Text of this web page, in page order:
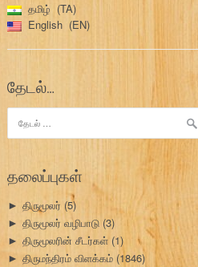
தமிழ்
TA
English
EN
தேடல்…
தேடு:
தலைப்புகள்
► திருமூலர் (5)
► திருமூலர் வழிபாடு (3)
► திருமூலரின் சீடர்கள் (1)
► திருமந்திரம் விளக்கம் (1846)